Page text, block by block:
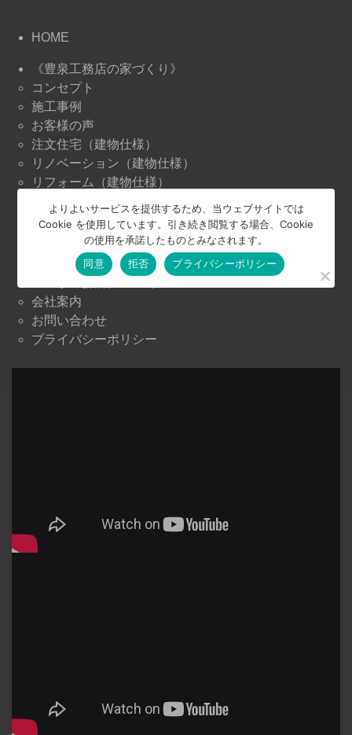
HOME
《豊泉工務店の家づくり》
コンセプト
施工事例
お客様の声
注文住宅（建物仕様）
リノベーション（建物仕様）
リフォーム（建物仕様）
《豊泉工務店の情報》
ニュース＆トピックス
イベント情報
会社案内
お問い合わせ
プライバシーポリシー
よりよいサービスを提供するため、当ウェブサイトでは
Cookie を使用しています。引き続き閲覧する場合、Cookie
の使用を承諾したものとみなされます。
同意
拒否 プライバシーポリシー